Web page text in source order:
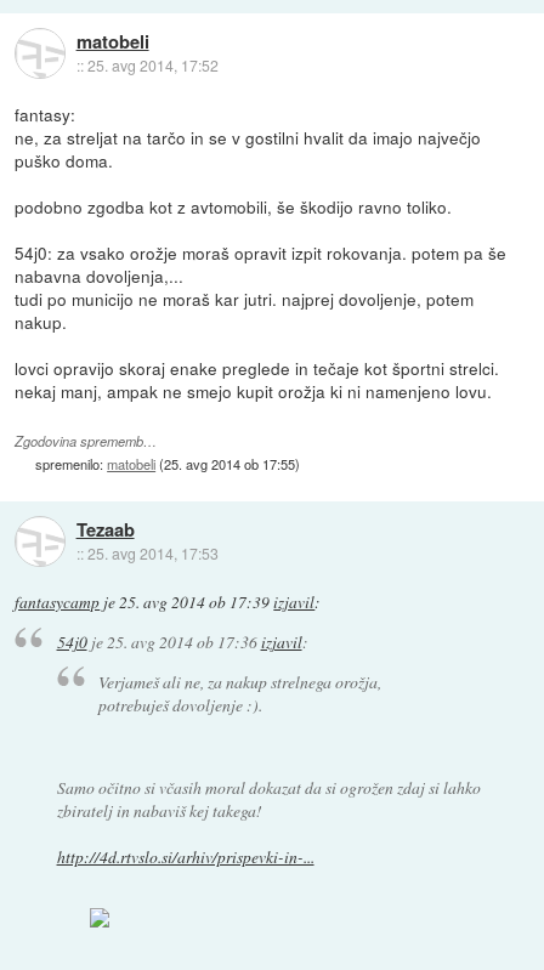
matobeli
::25. avg 2014, 17:52
fantasy:
ne, za streljat na tarčo in se v gostilni hvalit da imajo največjo
puško doma.
podobno zgodba kot z avtomobili, še škodijo ravno toliko.
54j0: za vsako orožje moraš opravit izpit rokovanja. potem pa še
nabavna dovoljenja,...
tudi po municijo ne moraš kar jutri. najprej dovoljenje, potem
nakup.
lovci opravijo skoraj enake preglede in tečaje kot športni strelci.
nekaj manj, ampak ne smejo kupit orožja ki ni namenjeno lovu.
Zgodovina sprememb…
spremenilo:matobeli(25. avg 2014 ob 17:55)
Tezaab
::25. avg 2014, 17:53
fantasycamp je25. avg 2014 ob 17:39izjavil:
54j0je25. avg 2014 ob 17:36izjavil:
Verjameš ali ne, za nakup strelnega orožja,
potrebuješ dovoljenje :).
Samo očitno si včasih moral dokazat da si ogrožen zdaj si lahko
zbiratelj in nabaviš kej takega!
http://4d.rtvslo.si/arhiv/prispevki-in-...